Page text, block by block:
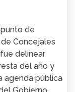
de
Concejales
delinear
del año y
agenda pública